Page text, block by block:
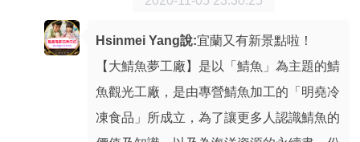
Hsinmei Yang說:宜蘭又有新景點啦！
【大鯖魚夢工廠】是以「鯖魚」為主題的鯖
魚觀光工廠，是由專營鯖魚加工的「明堯冷
凍食品」所成立，為了讓更多人認識鯖魚的